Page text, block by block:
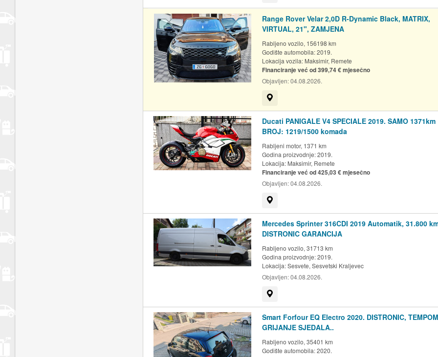
Range Rover Velar 2,0D R-Dynamic Black, MATRIX,
VIRTUAL, 21", ZAMJENA
Rabljeno vozilo, 156198 km
Godište automobila: 2019.
Lokacija vozila: Maksimir, Remete
Financiranje već od 399,74 € mjesečno
Objavljen:04.08.2026.
Ducati PANIGALE V4 SPECIALE 2019. SAMO 1371km
BROJ: 1219/1500 komada
Rabljeni motor, 1371 km
Godina proizvodnje: 2019.
Lokacija: Maksimir, Remete
Financiranje već od 425,03 € mjesečno
Objavljen:04.08.2026.
Mercedes Sprinter 316CDI 2019 Automatik, 31.800
DISTRONIC GARANCIJA
Rabljeno vozilo, 31713 km
Godina proizvodnje: 2019.
Lokacija:Sesvete, Sesvetski Kraljevec
Objavljen:04.08.2026.
Smart Forfour EQ Electro 2020. DISTRONIC,
GRIJANJE SJEDALA..
Rabljeno vozilo, 35401 km
Godište automobila: 2020.